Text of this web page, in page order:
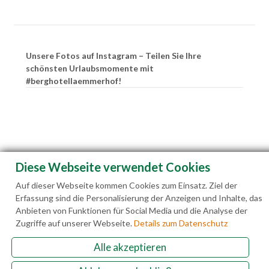
Unsere Fotos auf Instagram – Teilen Sie Ihre
schönsten Urlaubsmomente mit
#berghotellaemmerhof!
Familie Hedegger Lämmerhofweg 2 A-5522 St.
Diese Webseite verwendet Cookies
Auf dieser Webseite kommen Cookies zum Einsatz. Ziel der
Erfassung sind die Personalisierung der Anzeigen und Inhalte, das
Anbieten von Funktionen für Social Media und die Analyse der
Zugriffe auf unserer Webseite.Details zum Datenschutz
Alle akzeptieren